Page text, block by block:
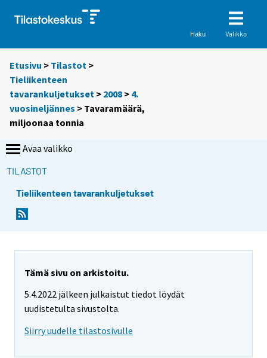
Haku Valikko
Etusivu > Tilastot >
Tieliikenteen
tavarankuljetukset > 2008 > 4.
vuosineljännes > Tavaramäärä,
miljoonaa tonnia
Avaa valikko
TILASTOT
Tieliikenteen tavarankuljetukset
Tämä sivu on arkistoitu.
5.4.2022 jälkeen julkaistut tiedot löydät
uudistetulta sivustolta.
Siirry uudelle tilastosivulle